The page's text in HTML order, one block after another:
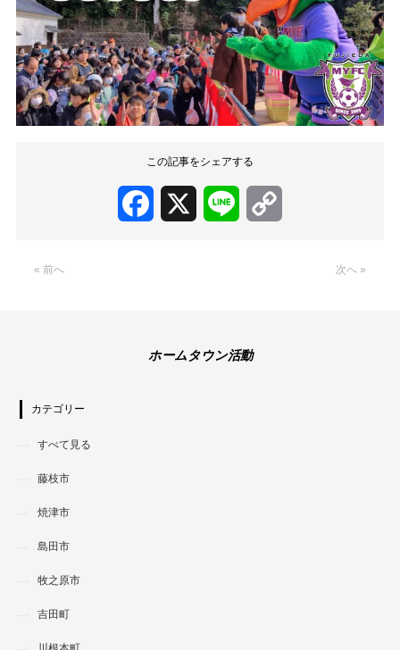
この記事をシェアする
Facebook Line
« 前へ 次へ »
ホームタウン活動
カテゴリー
すべて見る
藤枝市
焼津市
島田市
牧之原市
吉田町